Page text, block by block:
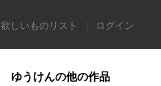
欲しいものリスト ログイン
ゆうけんの他の作品